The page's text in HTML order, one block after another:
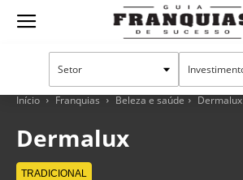
Guia
Franquias
Início Franquias Beleza e saúde Dermalux
Dermalux
TRADICIONAL